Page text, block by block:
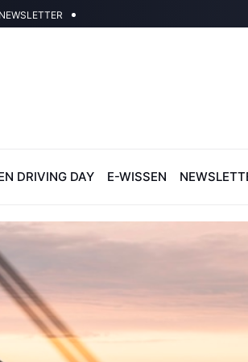
NEWSLETTER
DRIVING DAY E-WISSEN